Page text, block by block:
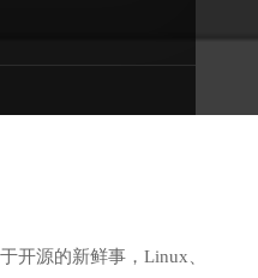
开源的新鲜事，Linux、